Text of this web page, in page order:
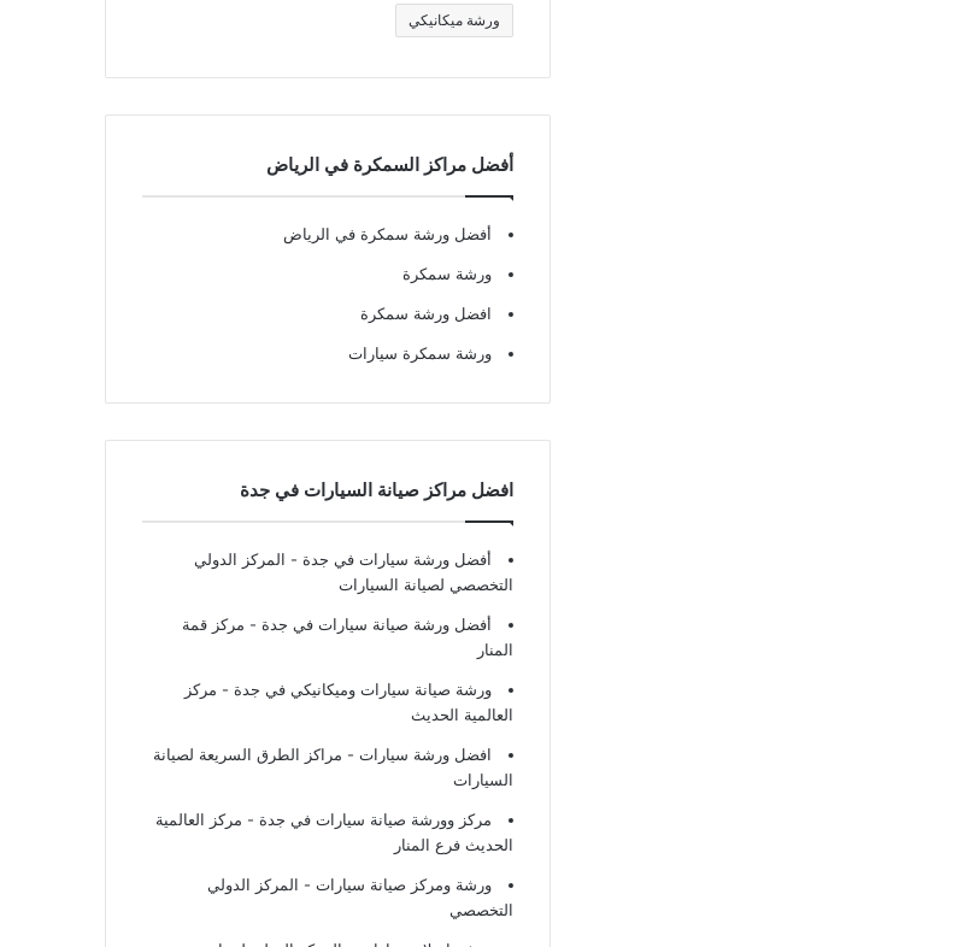
ورشة ميكانيكي
أفضل مراكز السمكرة في الرياض
أفضل ورشة سمكرة في الرياض
ورشة سمكرة
افضل ورشة سمكرة
ورشة سمكرة سيارات
افضل مراكز صيانة السيارات في جدة
أفضل ورشة سيارات في جدة - المركز الدولي
التخصصي لصيانة السيارات
أفضل ورشة صيانة سيارات في جدة - مركز قمة
المنار
ورشة صيانة سيارات وميكانيكي في جدة - مركز
العالمية الحديث
افضل ورشة سيارات - مراكز الطرق السريعة لصيانة
السيارات
مركز وورشة صيانة سيارات في جدة - مركز العالمية
الحديث فرع المنار
ورشة ومركز صيانة سيارات - المركز الدولي
التخصصي